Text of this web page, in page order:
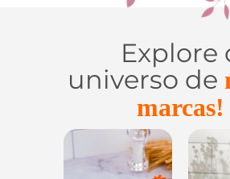
Explore
universo de
marcas!
Casa e
Organização